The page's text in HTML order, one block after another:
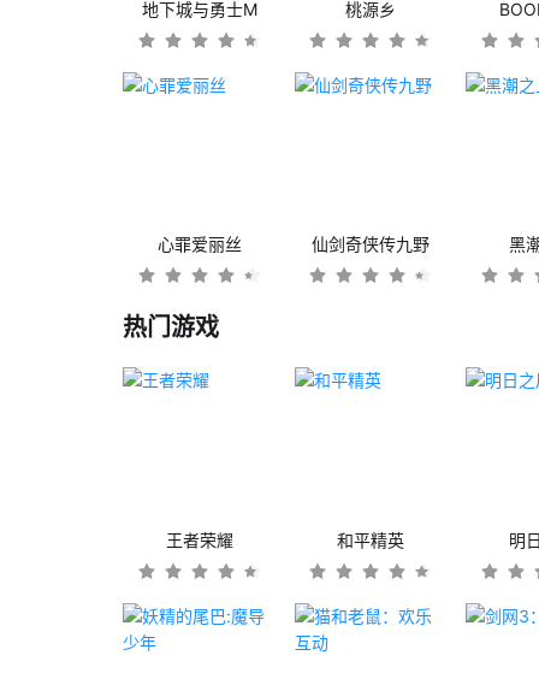
地下城与勇士M 桃源乡
心罪爱丽丝 仙剑奇侠传九野 黑
热门游戏
王者荣耀 和平精英 明